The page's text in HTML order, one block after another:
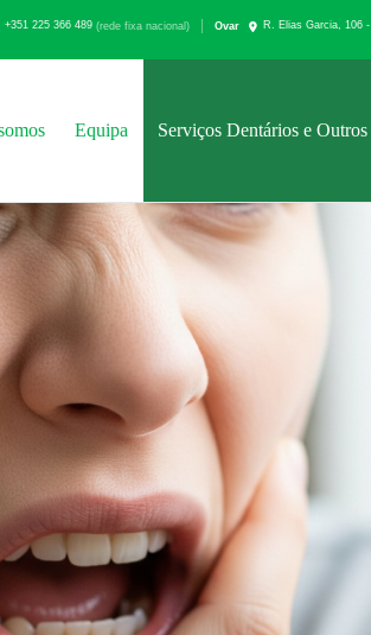
+351 225 366 489 (rede fixa nacional) Ovar R. Elias Garcia, 106
Equipa Serviços Dentários e Outros